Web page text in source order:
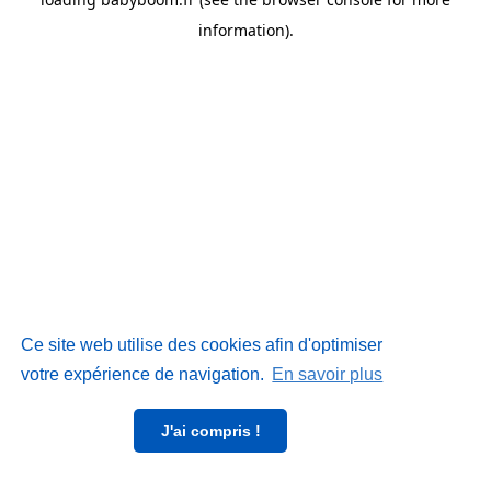
Ce site web utilise des cookies afin d'optimiser
votre expérience de navigation. En savoir plus
J'ai compris !
information).